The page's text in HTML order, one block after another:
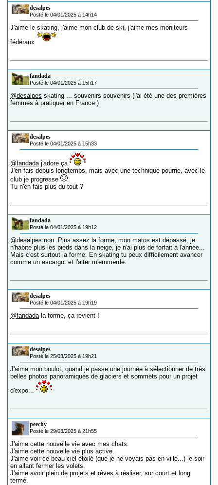
desalpes
Posté le 04/01/2025 à 14h14
J'aime le skating, j'aime mon club de ski, j'aime mes moniteurs
fédéraux
fandada
Posté le 04/01/2025 à 15h17
@desalpes skating ... souvenirs souvenirs (j'ai été une des premières
femmes à pratiquer en France )
desalpes
Posté le 04/01/2025 à 15h33
@fandada j'adore ça
J'en fais depuis longtemps, mais avec une technique pourrie, avec le
club je progresse
Tu n'en fais plus du tout ?
fandada
Posté le 04/01/2025 à 19h12
@desalpes non. Plus assez la forme, mon matos est dépassé, je
n'habite plus les pieds dans la neige, je n'ai plus de forfait à l'année...
Mais c'est surtout la forme. En skating tu peux difficilement avancer
comme un escargot et l'alter m'emmerde.
desalpes
Posté le 04/01/2025 à 19h19
@fandada la forme, ça revient !
desalpes
Posté le 25/03/2025 à 19h21
J'aime mon boulot, quand je passe une journée à sélectionner de très
belles photos panoramiques de glaciers et sommets pour un projet
d'expo...
peechy
Posté le 29/03/2025 à 21h55
J'aime cette nouvelle vie avec mes chats.
J'aime cette nouvelle vie plus active.
J'aime voir ce beau ciel étoilé (que je ne voyais pas en ville...) le soir
en allant fermer les volets.
J'aime avoir plein de projets et rêves à réaliser, sur court et long
terme.